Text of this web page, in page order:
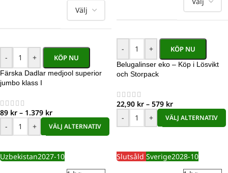
- + KÖP NU
Färska Dadlar medjool superior
jumbo klass I
89 kr – 1.379 kr
-
+ VÄLJ ALTERNATIV
- + KÖP NU
Belugalinser eko – Köp i Lösvikt
och Storpack
22,90 kr – 579 kr
-
+ VÄLJ ALTERNATIV
Uzbekistan2027-10
Slutsåld Sverige2028-10